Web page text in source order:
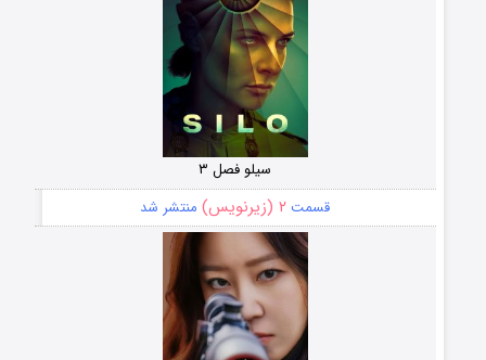
سیلو فصل ۳
قسمت ۲ (زیرنویس) منتشر شد